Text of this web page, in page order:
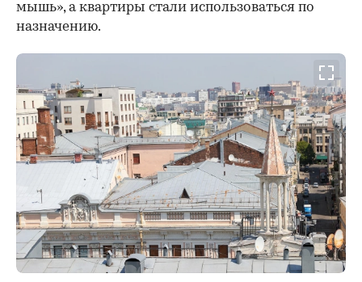
мышь», а квартиры стали использоваться по
назначению.